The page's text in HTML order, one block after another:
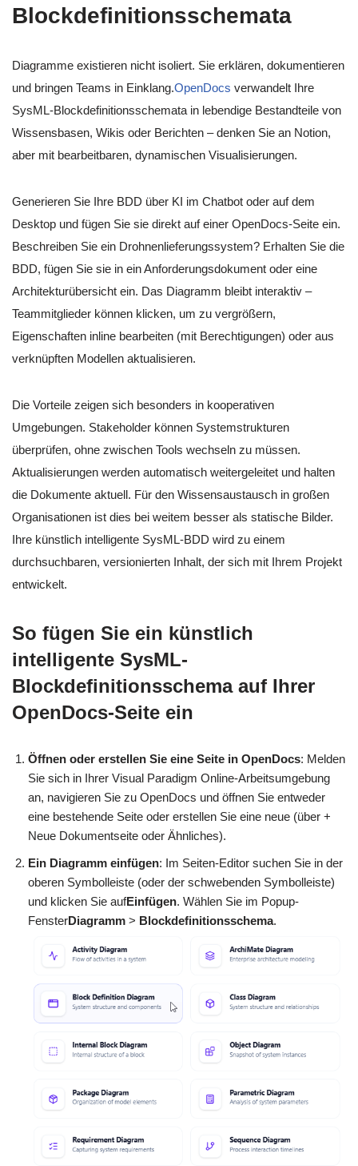
Blockdefinitionsschemata
Diagramme existieren nicht isoliert. Sie erklären, dokumentieren
und bringen Teams in Einklang.OpenDocs verwandelt Ihre
SysML-Blockdefinitionsschemata in lebendige Bestandteile von
Wissensbasen, Wikis oder Berichten – denken Sie an Notion,
aber mit bearbeitbaren, dynamischen Visualisierungen.
Generieren Sie Ihre BDD über KI im Chatbot oder auf dem
Desktop und fügen Sie sie direkt auf einer OpenDocs-Seite ein.
Beschreiben Sie ein Drohnenlieferungssystem? Erhalten Sie die
BDD, fügen Sie sie in ein Anforderungsdokument oder eine
Architekturübersicht ein. Das Diagramm bleibt interaktiv –
Teammitglieder können klicken, um zu vergrößern,
Eigenschaften inline bearbeiten (mit Berechtigungen) oder aus
verknüpften Modellen aktualisieren.
Die Vorteile zeigen sich besonders in kooperativen
Umgebungen. Stakeholder können Systemstrukturen
überprüfen, ohne zwischen Tools wechseln zu müssen.
Aktualisierungen werden automatisch weitergeleitet und halten
die Dokumente aktuell. Für den Wissensaustausch in großen
Organisationen ist dies bei weitem besser als statische Bilder.
Ihre künstlich intelligente SysML-BDD wird zu einem
durchsuchbaren, versionierten Inhalt, der sich mit Ihrem Projekt
entwickelt.
So fügen Sie ein künstlich
intelligente SysML-
Blockdefinitionsschema auf Ihrer
OpenDocs-Seite ein
Öffnen oder erstellen Sie eine Seite in OpenDocs: Melden
Sie sich in Ihrer Visual Paradigm Online-Arbeitsumgebung
an, navigieren Sie zu OpenDocs und öffnen Sie entweder
eine bestehende Seite oder erstellen Sie eine neue (über +
Neue Dokumentseite oder Ähnliches).
Ein Diagramm einfügen: Im Seiten-Editor suchen Sie in der
oberen Symbolleiste (oder der schwebenden Symbolleiste)
und klicken Sie aufEinfügen. Wählen Sie im Popup-
FensterDiagramm > Blockdefinitionsschema.